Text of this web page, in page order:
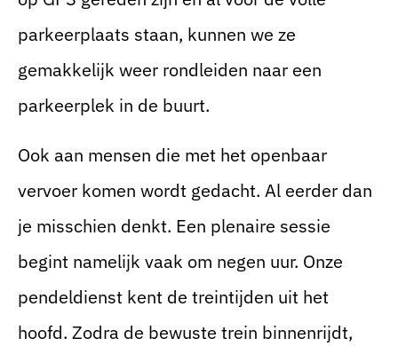
parkeerplaats staan, kunnen we ze
gemakkelijk weer rondleiden naar een
parkeerplek in de buurt.
Ook aan mensen die met het openbaar
vervoer komen wordt gedacht. Al eerder dan
je misschien denkt. Een plenaire sessie
begint namelijk vaak om negen uur. Onze
pendeldienst kent de treintijden uit het
hoofd. Zodra de bewuste trein binnenrijdt,